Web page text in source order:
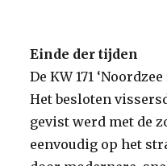
Einde der tijden
De KW 171
Het besloten
gevist werd met de
eenvoudig op het